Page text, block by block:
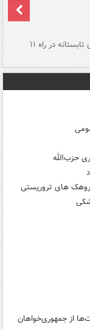
موج بارش‌های تابستانه در راه ۱۱
از جمهوری‌خواهان